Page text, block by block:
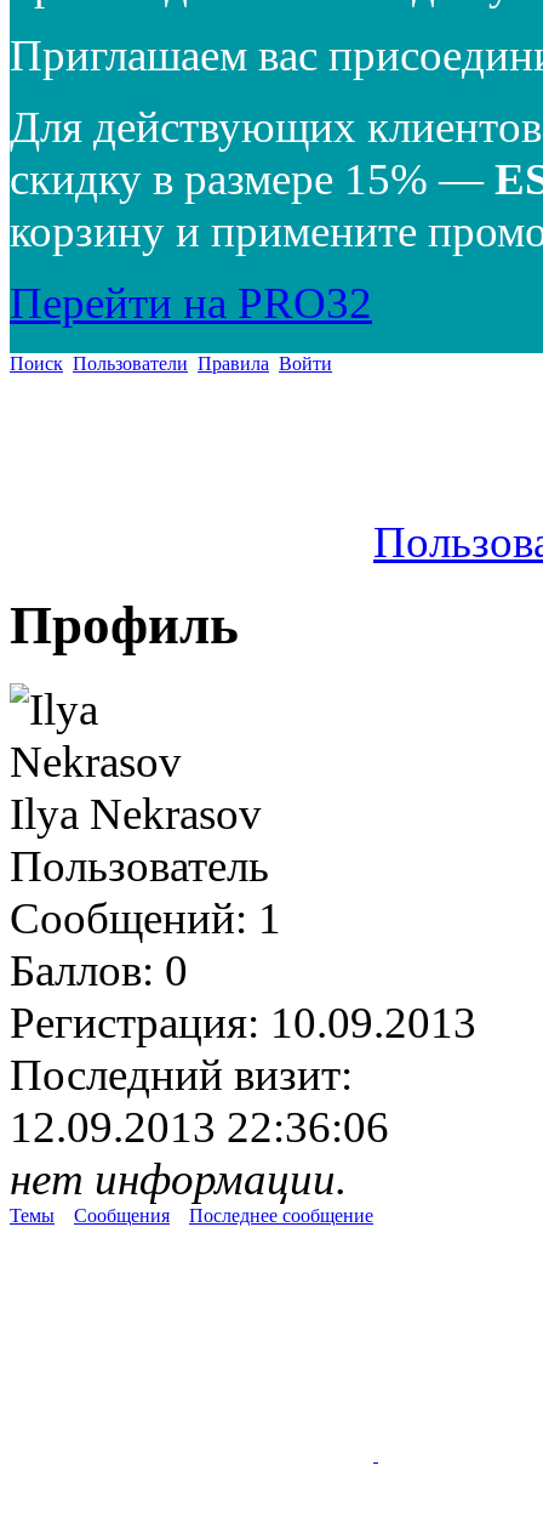
Приглашаем вас
Для действующих
скидку в размере 15% —
корзину и примените
Перейти на PRO32
Поиск Пользователи Правила Войти
Профиль
Ilya Nekrasov
Пользователь
Сообщений: 1
Баллов: 0
Регистрация: 10.09.2013
Последний визит:
12.09.2013 22:36:06
нет информации.
Темы Сообщения Последнее сообщение